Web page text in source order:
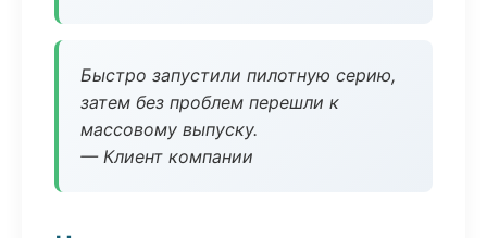
Быстро запустили пилотную серию,
затем без проблем перешли к
массовому выпуску.
— Клиент компании